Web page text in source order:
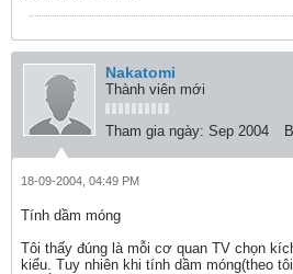
Nakatomi
Thành viên mới
Tham gia ngày: Sep 2004
18-09-2004, 04:49 PM
Tính dầm móng
Tôi thấy đúng là mỗi cơ quan TV chọn
kiểu. Tuy nhiên khi tính dầm móng(theo